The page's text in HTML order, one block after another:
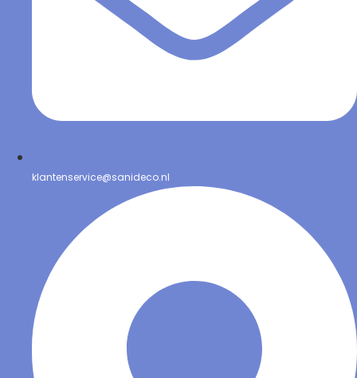
klantenservice@sanideco.nl